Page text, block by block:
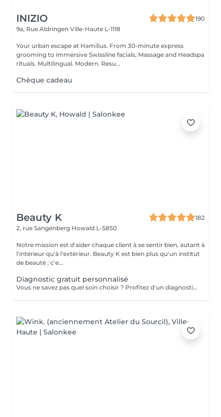
INIZIO
190
9a, Rue Aldringen Ville-Haute L-1118
Your urban escape at Hamilius. From 30-minute express
grooming to immersive Swissline facials, Massage and Headspa
rituals. Multilingual. Modern. Resu...
Chèque cadeau
Beauty K
182
2, rue Sangenberg Howald L-5850
Notre mission est d'aider chaque client à se sentir bien, autant à
l'intérieur qu'à l'extérieur. Beauty K est bien plus qu'un institut
de beauté ; c'e...
Diagnostic gratuit personnalisé
Vous ne savez pas quel soin choisir ? Profitez d'un diagnostic beauté gratuit de 15 minutes avec notre équipe. Lors de ce rendez-vous, nous analysons ensemble votre peau, vos besoins et vos objectifs afin de vous orienter vers le soin visage ou corps le plus adapté. Ce moment d'échange nous permet de créer un accompagnement sur mesure pour révéler votre beauté naturelle. Service offert sur rendez-vous uniquement.